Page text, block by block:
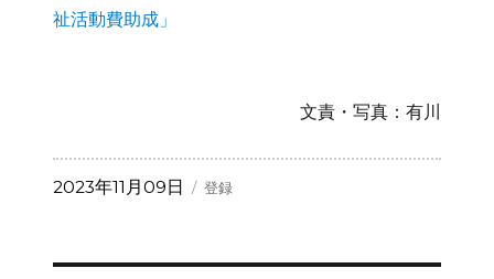
祉活動費助成」
文責・写真：有川
投
2023年11月09日
カ
登録